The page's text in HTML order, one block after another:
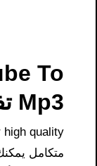
To
Mp3​ تفاصيل:
متكامل